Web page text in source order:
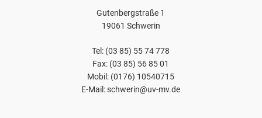
Gutenbergstraße 1
19061 Schwerin
Tel: (03 85) 55 74 778
Fax: (03 85) 56 85 01
Mobil: (0176) 10540715
E-Mail: schwerin@uv-mv.de